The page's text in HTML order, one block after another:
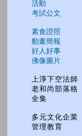
活動
考試公文
素食證照
動畫簡報
好人好事
佛像圖片
上淨下空法師
老和尚部落格
全集
多元文化企業
管理教育